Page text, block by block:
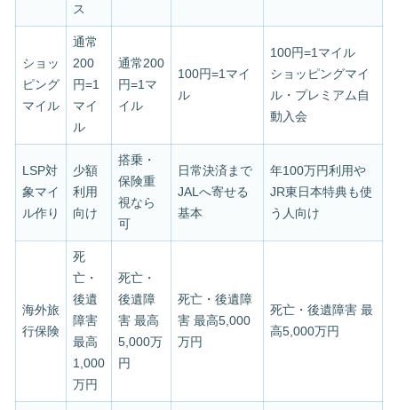
ス
ショッ
ピング
マイル
通常
200
円=1
マイ
ル
通常200
円=1マ
イル
100円=1マイ
ル
100円=1マイル
ショッピングマイ
ル・プレミアム自
動入会
LSP対
象マイ
ル作り
少額
利用
向け
搭乗・
保険重
視なら
可
日常決済まで
JALへ寄せる
基本
年100万円利用や
JR東日本特典も使
う人向け
海外旅
行保険
死
亡・
後遺
障害
最高
1,000
万円
死亡・
後遺障
害 最高
5,000万
円
死亡・後遺障
害 最高5,000
万円
死亡・後遺障害 最
高5,000万円